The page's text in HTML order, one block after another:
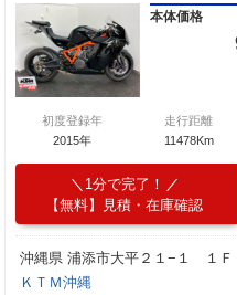
本体価格
初度登録年
2015年
走行距離
11478Km
1分で完了！
【無料】見積・在庫確認
沖縄県 浦添市大平２１−１ １Ｆ
ＫＴＭ沖縄